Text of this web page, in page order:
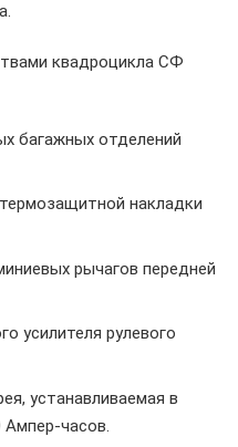
квадроцикла СФ
багажных отделений
накладки
рычагов передней
усилителя рулевого
устанавливаемая в
часов.